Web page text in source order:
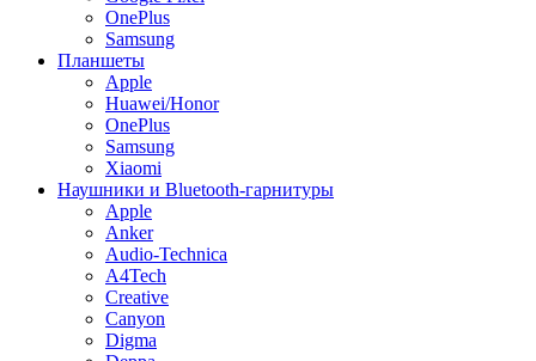
OnePlus
Samsung
Планшеты
Apple
Huawei/Honor
OnePlus
Samsung
Xiaomi
Наушники и Bluetooth-гарнитуры
Apple
Anker
Audio-Technica
A4Tech
Creative
Canyon
Digma